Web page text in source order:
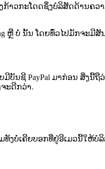
ກ້າວ​ກະ​ໂດດຊຶ່ງ​ບໍລິສັດ​ດ້ານ​ຄວ
ຫຼື ບໍ່ ນັ້ນ ໂດຍທົ່ວໄປມັກຈະມີ
ບັນ​ຊີ​ PayPal ມາ​ກ່ອນ​​ ສິ່ງນີ້ຖື
ະດີກວ່າ​.
ທັງບໍ່​ເຄີຍບອກ​ທີ່​ຢູ່​ອີ​ເມ​ວ​ນີ້​ໃຫ້​